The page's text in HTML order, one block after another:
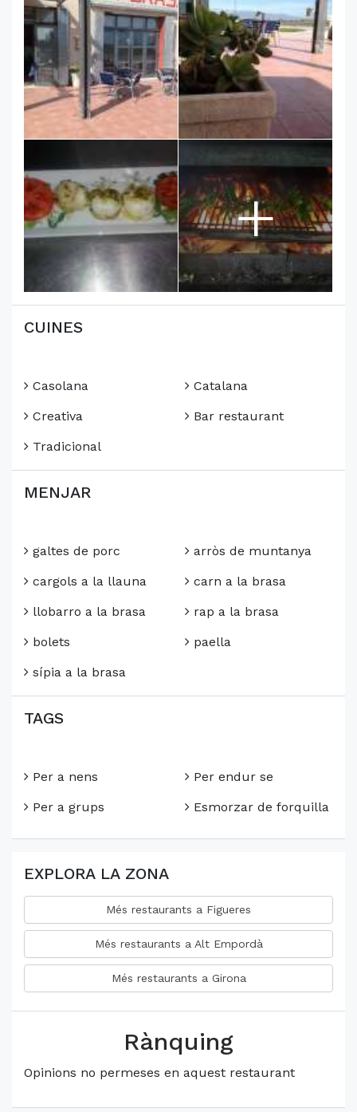
+
CUINES
Casolana
Creativa
Tradicional
Catalana
Bar restaurant
MENJAR
galtes de porc
cargols a la llauna
llobarro a la brasa
bolets
sípia a la brasa
arròs de muntanya
carn a la brasa
rap a la brasa
paella
TAGS
Per a nens
Per a grups
Per endur se
Esmorzar de forquilla
EXPLORA LA ZONA
Més restaurants a Figueres
Més restaurants a Alt Empordà
Més restaurants a Girona
Rànquing
Opinions no permeses en aquest restaurant